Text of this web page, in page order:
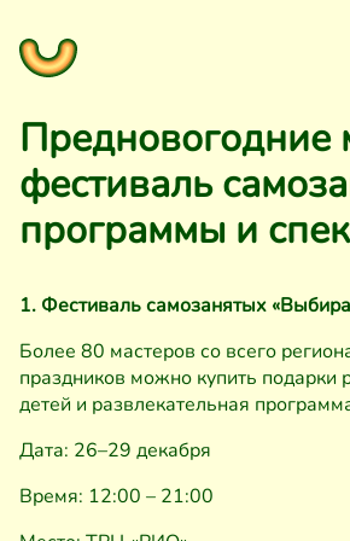
Предновогодние
фестиваль
программы и
1. Фестиваль самозанятых
Более 80 мастеров со всего
праздников можно купить
детей и развлекательная
Дата: 26–29 декабря
Время: 12:00 – 21:00